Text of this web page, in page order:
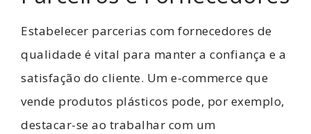
Estabelecer parcerias com fornecedores de
qualidade é vital para manter a confiança e a
satisfação do cliente. Um e-commerce que
vende produtos plásticos pode, por exemplo,
destacar-se ao trabalhar com um